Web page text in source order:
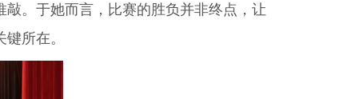
敲。于她而言，比赛的胜负并非终点，让
所在。